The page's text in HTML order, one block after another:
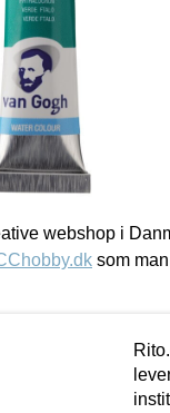
webshop i
som